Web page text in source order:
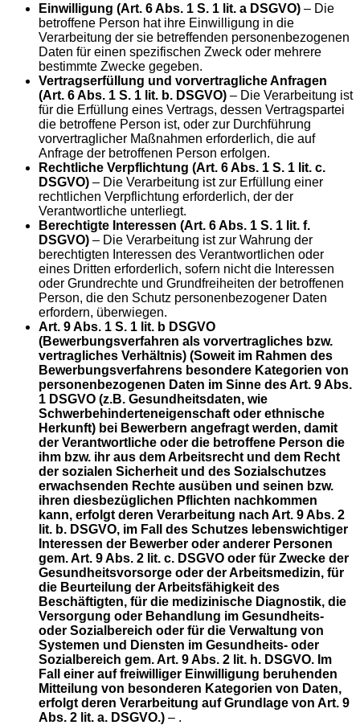
Einwilligung (Art. 6 Abs. 1 S. 1 lit. a DSGVO) – Die
betroffene Person hat ihre Einwilligung in die
Verarbeitung der sie betreffenden personenbezogenen
Daten für einen spezifischen Zweck oder mehrere
bestimmte Zwecke gegeben.
Vertragserfüllung und vorvertragliche Anfragen
(Art. 6 Abs. 1 S. 1 lit. b. DSGVO) – Die Verarbeitung ist
für die Erfüllung eines Vertrags, dessen Vertragspartei
die betroffene Person ist, oder zur Durchführung
vorvertraglicher Maßnahmen erforderlich, die auf
Anfrage der betroffenen Person erfolgen.
Rechtliche Verpflichtung (Art. 6 Abs. 1 S. 1 lit. c.
DSGVO) – Die Verarbeitung ist zur Erfüllung einer
rechtlichen Verpflichtung erforderlich, der der
Verantwortliche unterliegt.
Berechtigte Interessen (Art. 6 Abs. 1 S. 1 lit. f.
DSGVO) – Die Verarbeitung ist zur Wahrung der
berechtigten Interessen des Verantwortlichen oder
eines Dritten erforderlich, sofern nicht die Interessen
oder Grundrechte und Grundfreiheiten der betroffenen
Person, die den Schutz personenbezogener Daten
erfordern, überwiegen.
Art. 9 Abs. 1 S. 1 lit. b DSGVO
(Bewerbungsverfahren als vorvertragliches bzw.
vertragliches Verhältnis) (Soweit im Rahmen des
Bewerbungsverfahrens besondere Kategorien von
personenbezogenen Daten im Sinne des Art. 9 Abs.
1 DSGVO (z.B. Gesundheitsdaten, wie
Schwerbehinderteneigenschaft oder ethnische
Herkunft) bei Bewerbern angefragt werden, damit
der Verantwortliche oder die betroffene Person die
ihm bzw. ihr aus dem Arbeitsrecht und dem Recht
der sozialen Sicherheit und des Sozialschutzes
erwachsenden Rechte ausüben und seinen bzw.
ihren diesbezüglichen Pflichten nachkommen
kann, erfolgt deren Verarbeitung nach Art. 9 Abs. 2
lit. b. DSGVO, im Fall des Schutzes lebenswichtiger
Interessen der Bewerber oder anderer Personen
gem. Art. 9 Abs. 2 lit. c. DSGVO oder für Zwecke der
Gesundheitsvorsorge oder der Arbeitsmedizin, für
die Beurteilung der Arbeitsfähigkeit des
Beschäftigten, für die medizinische Diagnostik, die
Versorgung oder Behandlung im Gesundheits-
oder Sozialbereich oder für die Verwaltung von
Systemen und Diensten im Gesundheits- oder
Sozialbereich gem. Art. 9 Abs. 2 lit. h. DSGVO. Im
Fall einer auf freiwilliger Einwilligung beruhenden
Mitteilung von besonderen Kategorien von Daten,
erfolgt deren Verarbeitung auf Grundlage von Art. 9
Abs. 2 lit. a. DSGVO.) – .